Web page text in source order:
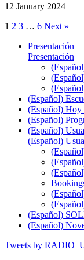
12 January 2024
1 2 3 … 6 Next »
Presentación
Presentación
(Español)
(Español) Hoy
(Español)
(Español)
(Español)
(Español)
(Español)
Tweets by